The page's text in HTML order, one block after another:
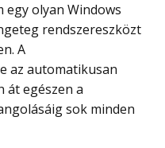
egy olyan Windows
rendszereszközt
A
az automatikusan
át egészen a
sok minden